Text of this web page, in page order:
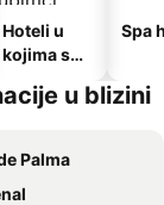
Hoteli u
kojima su
kućni
Spa
u blizini
Palma